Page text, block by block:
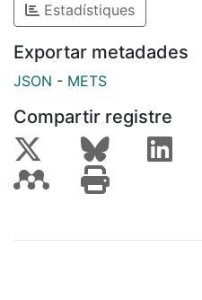
Estadístiques
Exportar metadades
JSON - METS
Compartir registre